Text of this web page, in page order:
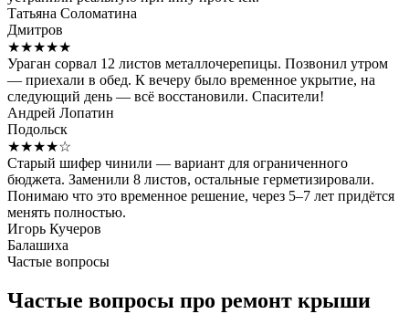
Татьяна Соломатина
Дмитров
★★★★★
Ураган сорвал 12 листов металлочерепицы. Позвонил утром
— приехали в обед. К вечеру было временное укрытие, на
следующий день — всё восстановили. Спасители!
Андрей Лопатин
Подольск
★★★★☆
Старый шифер чинили — вариант для ограниченного
бюджета. Заменили 8 листов, остальные герметизировали.
Понимаю что это временное решение, через 5–7 лет придётся
менять полностью.
Игорь Кучеров
Балашиха
Частые вопросы
Частые вопросы про ремонт крыши